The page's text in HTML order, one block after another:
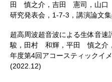
田 慎之介，吉田 憲司，山口
研究発表会，1-7-3，講演論文集
超高周波超音波による生体音
駿，田村 和輝，平田 慎之介
年度第4回アコースティックイ
(2022.12)